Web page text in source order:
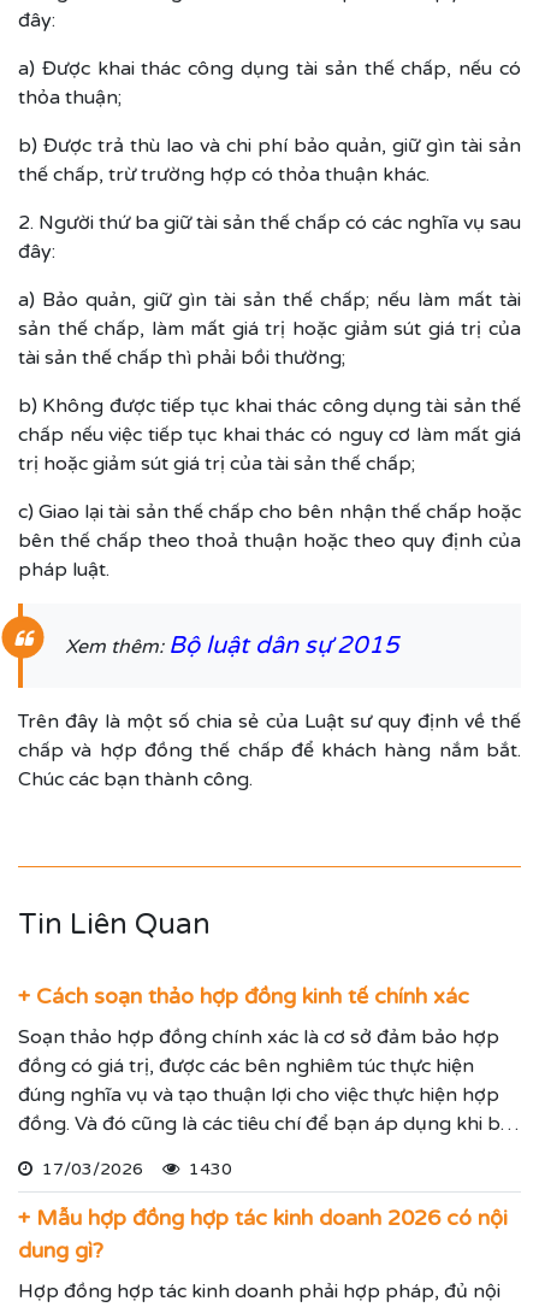
đây:
a) Được khai thác công dụng tài sản thế chấp, nếu có
thỏa thuận;
b) Được trả thù lao và chi phí bảo quản, giữ gìn tài sản
thế chấp, trừ trường hợp có thỏa thuận khác.
2. Người thứ ba giữ tài sản thế chấp có các nghĩa vụ sau
đây:
a) Bảo quản, giữ gìn tài sản thế chấp; nếu làm mất tài
sản thế chấp, làm mất giá trị hoặc giảm sút giá trị của
tài sản thế chấp thì phải bồi thường;
b) Không được tiếp tục khai thác công dụng tài sản thế
chấp nếu việc tiếp tục khai thác có nguy cơ làm mất giá
trị hoặc giảm sút giá trị của tài sản thế chấp;
c) Giao lại tài sản thế chấp cho bên nhận thế chấp hoặc
bên thế chấp theo thoả thuận hoặc theo quy định của
pháp luật.
Xem thêm: Bộ luật dân sự 2015
Trên đây là một số chia sẻ của Luật sư quy định về thế
chấp và hợp đồng thế chấp để khách hàng nắm bắt.
Chúc các bạn thành công.
Tin Liên Quan
+ Cách soạn thảo hợp đồng kinh tế chính xác
Soạn thảo hợp đồng chính xác là cơ sở đảm bảo hợp
đồng có giá trị, được các bên nghiêm túc thực hiện
đúng nghĩa vụ và tạo thuận lợi cho việc thực hiện hợp
đồng. Và đó cũng là các tiêu chí để bạn áp dụng khi bắt
nghiệp bạn.
17/03/2026 1430
+ Mẫu hợp đồng hợp tác kinh doanh 2026 có nội
dung gì?
Hợp đồng hợp tác kinh doanh phải hợp pháp, đủ nội